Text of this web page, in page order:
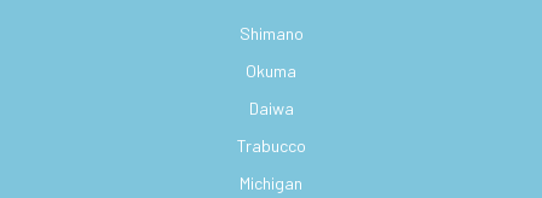
Shimano
Okuma
Daiwa
Trabucco
Michigan